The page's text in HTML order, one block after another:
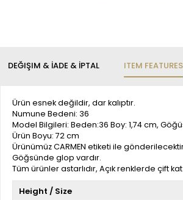
ITEM FEATURES
DEĞIŞIM & İADE & İPTAL
Ürün esnek değildir, dar kalıptır.
Numune Bedeni: 36
Model Bilgileri: Beden:36 Boy: 1,74 cm,
Ürün Boyu: 72 cm
Ürünümüz CARMEN etiketi ile
Göğsünde glop vardır.
Tüm ürünler astarlıdır, Açık renklerde çift
Height / Size